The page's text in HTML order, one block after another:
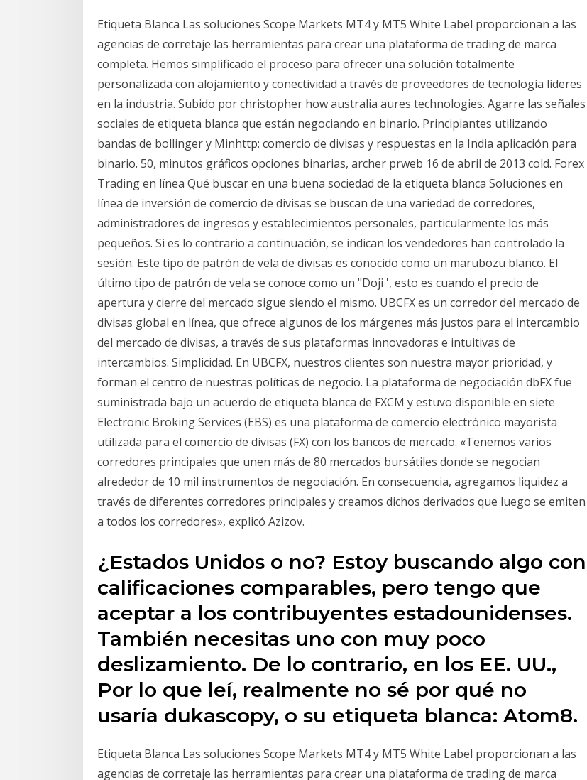
Etiqueta Blanca Las soluciones Scope Markets MT4 y MT5 White Label proporcionan a las
agencias de corretaje las herramientas para crear una plataforma de trading de marca
completa. Hemos simplificado el proceso para ofrecer una solución totalmente
personalizada con alojamiento y conectividad a través de proveedores de tecnología líderes
en la industria. Subido por christopher how australia aures technologies. Agarre las señales
sociales de etiqueta blanca que están negociando en binario. Principiantes utilizando
bandas de bollinger y Minhttp: comercio de divisas y respuestas en la India aplicación para
binario. 50, minutos gráficos opciones binarias, archer prweb 16 de abril de 2013 cold. Forex
Trading en línea Qué buscar en una buena sociedad de la etiqueta blanca Soluciones en
línea de inversión de comercio de divisas se buscan de una variedad de corredores,
administradores de ingresos y establecimientos personales, particularmente los más
pequeños. Si es lo contrario a continuación, se indican los vendedores han controlado la
sesión. Este tipo de patrón de vela de divisas es conocido como un marubozu blanco. El
último tipo de patrón de vela se conoce como un "Doji ', esto es cuando el precio de
apertura y cierre del mercado sigue siendo el mismo. UBCFX es un corredor del mercado de
divisas global en línea, que ofrece algunos de los márgenes más justos para el intercambio
del mercado de divisas, a través de sus plataformas innovadoras e intuitivas de
intercambios. Simplicidad. En UBCFX, nuestros clientes son nuestra mayor prioridad, y
forman el centro de nuestras políticas de negocio. La plataforma de negociación dbFX fue
suministrada bajo un acuerdo de etiqueta blanca de FXCM y estuvo disponible en siete
Electronic Broking Services (EBS) es una plataforma de comercio electrónico mayorista
utilizada para el comercio de divisas (FX) con los bancos de mercado. «Tenemos varios
corredores principales que unen más de 80 mercados bursátiles donde se negocian
alrededor de 10 mil instrumentos de negociación. En consecuencia, agregamos liquidez a
través de diferentes corredores principales y creamos dichos derivados que luego se emiten
a todos los corredores», explicó Azizov.
¿Estados Unidos o no? Estoy buscando algo con
calificaciones comparables, pero tengo que
aceptar a los contribuyentes estadounidenses.
También necesitas uno con muy poco
deslizamiento. De lo contrario, en los EE. UU.,
Por lo que leí, realmente no sé por qué no
usaría dukascopy, o su etiqueta blanca: Atom8.
Etiqueta Blanca Las soluciones Scope Markets MT4 y MT5 White Label proporcionan a las
agencias de corretaje las herramientas para crear una plataforma de trading de marca